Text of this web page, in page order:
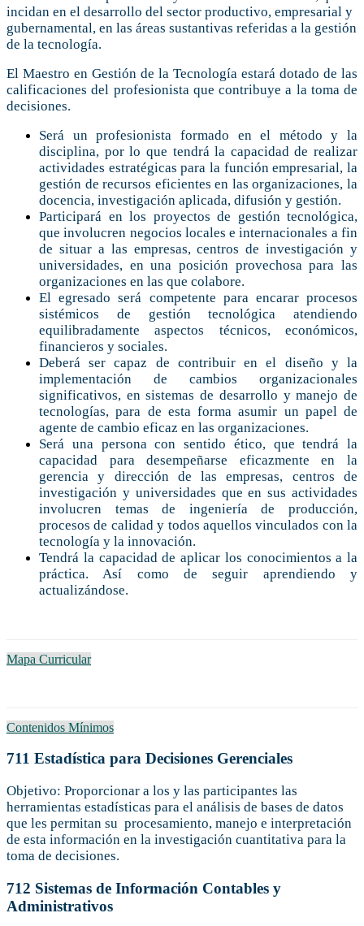
incidan en el desarrollo del sector productivo, empresarial y
gubernamental, en las áreas sustantivas referidas a la gestión
de la tecnología.
El Maestro en Gestión de la Tecnología estará dotado de las
calificaciones del profesionista que contribuye a la toma de
decisiones.
Será un profesionista formado en el método y la
disciplina, por lo que tendrá la capacidad de realizar
actividades estratégicas para la función empresarial, la
gestión de recursos eficientes en las organizaciones, la
docencia, investigación aplicada, difusión y gestión.
Participará en los proyectos de gestión tecnológica,
que involucren negocios locales e internacionales a fin
de situar a las empresas, centros de investigación y
universidades, en una posición provechosa para las
organizaciones en las que colabore.
El egresado será competente para encarar procesos
sistémicos de gestión tecnológica atendiendo
equilibradamente aspectos técnicos, económicos,
financieros y sociales.
Deberá ser capaz de contribuir en el diseño y la
implementación de cambios organizacionales
significativos, en sistemas de desarrollo y manejo de
tecnologías, para de esta forma asumir un papel de
agente de cambio eficaz en las organizaciones.
Será una persona con sentido ético, que tendrá la
capacidad para desempeñarse eficazmente en la
gerencia y dirección de las empresas, centros de
investigación y universidades que en sus actividades
involucren temas de ingeniería de producción,
procesos de calidad y todos aquellos vinculados con la
tecnología y la innovación.
Tendrá la capacidad de aplicar los conocimientos a la
práctica. Así como de seguir aprendiendo y
actualizándose.
Mapa Curricular
Contenidos Mínimos
711 Estadística para Decisiones Gerenciales
Objetivo: Proporcionar a los y las participantes las
herramientas estadísticas para el análisis de bases de datos
que les permitan su procesamiento, manejo e interpretación
de esta información en la investigación cuantitativa para la
toma de decisiones.
712 Sistemas de Información Contables y
Administrativos